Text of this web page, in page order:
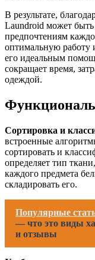
В результате,
Laundroid может
предпочтениям
оптимальную работу
его идеальным
сокращает время,
одеждой.
Сортировка и
встроенные
сортировать и
определяет тип
каждого предмета
складировать его.
Популярные
— что это виды
и отзывы